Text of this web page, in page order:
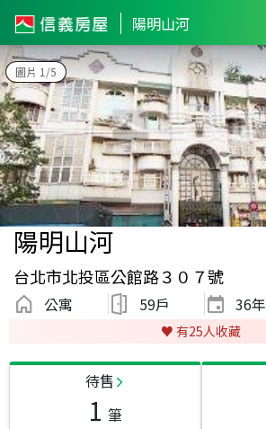
陽明山河
圖片 1/5
陽明山河
台北市北投區公館路３０７號
公寓 59戶 36年
♥️ 有25人收藏
待售
1 筆